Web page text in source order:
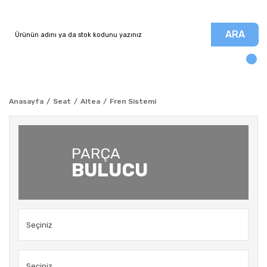
ARA
Anasayfa Seat Altea Fren Sistemi
PARÇA
BULUCU